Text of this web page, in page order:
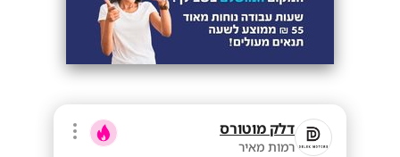
דלק מוטורס
רמות מאיר